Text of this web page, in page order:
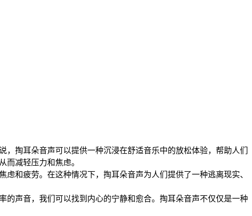
掏耳朵音声可以提供一种沉浸在舒适音乐中的放松体验，帮助人们
而减轻压力和焦虑。
和疲劳。在这种情况下，掏耳朵音声为人们提供了一种逃离现实、
声音，我们可以找到内心的宁静和愈合。掏耳朵音声不仅仅是一种